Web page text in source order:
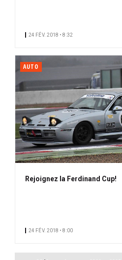
24 FÉV. 2018 • 8:32
AUTO
Rejoignez la Ferdinand Cup!
24 FÉV. 2018 • 8:00